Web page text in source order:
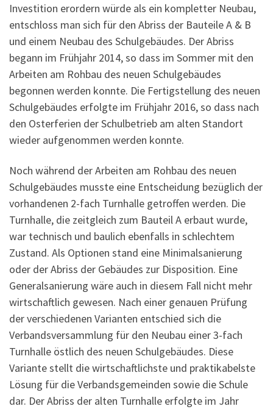
Investition erordern würde als ein kompletter Neubau,
entschloss man sich für den Abriss der Bauteile A & B
und einem Neubau des Schulgebäudes. Der Abriss
begann im Frühjahr 2014, so dass im Sommer mit den
Arbeiten am Rohbau des neuen Schulgebäudes
begonnen werden konnte. Die Fertigstellung des neuen
Schulgebäudes erfolgte im Frühjahr 2016, so dass nach
den Osterferien der Schulbetrieb am alten Standort
wieder aufgenommen werden konnte.
Noch während der Arbeiten am Rohbau des neuen
Schulgebäudes musste eine Entscheidung bezüglich der
vorhandenen 2-fach Turnhalle getroffen werden. Die
Turnhalle, die zeitgleich zum Bauteil A erbaut wurde,
war technisch und baulich ebenfalls in schlechtem
Zustand. Als Optionen stand eine Minimalsanierung
oder der Abriss der Gebäudes zur Disposition. Eine
Generalsanierung wäre auch in diesem Fall nicht mehr
wirtschaftlich gewesen. Nach einer genauen Prüfung
der verschiedenen Varianten entschied sich die
Verbandsversammlung für den Neubau einer 3-fach
Turnhalle östlich des neuen Schulgebäudes. Diese
Variante stellt die wirtschaftlichste und praktikabelste
Lösung für die Verbandsgemeinden sowie die Schule
dar. Der Abriss der alten Turnhalle erfolgte im Jahr